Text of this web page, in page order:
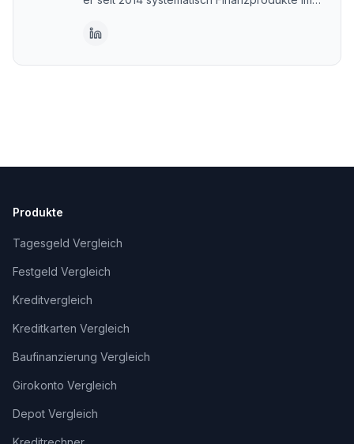
transparente Vergleiche – kostenlos und im
Unterstützung, fachlich geprüft und
Produkte
Tagesgeld Vergleich
Festgeld Vergleich
Kreditvergleich
Kreditkarten Vergleich
Baufinanzierung Vergleich
Girokonto Vergleich
Depot Vergleich